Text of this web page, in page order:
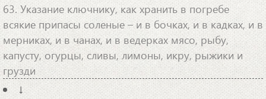
63. Указание ключнику, как хранить в погребе
всякие припасы соленые – и в бочках, и в кадках, и в
мерниках, и в чанах, и в ведерках мясо, рыбу,
капусту, огурцы, сливы, лимоны, икру, рыжики и
грузди
↓